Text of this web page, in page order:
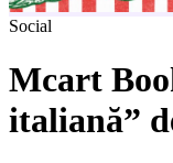
Social
Mcart
italiană”